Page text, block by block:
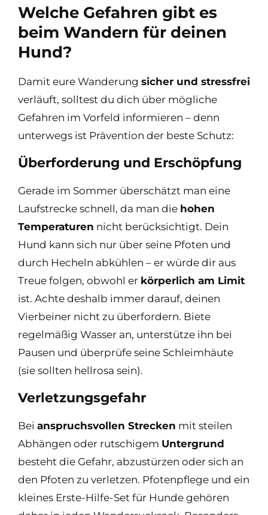
Welche Gefahren gibt es
beim Wandern für deinen
Hund?
Damit eure Wanderung sicher und stressfrei
verläuft, solltest du dich über mögliche
Gefahren im Vorfeld informieren – denn
unterwegs ist Prävention der beste Schutz:
Überforderung und Erschöpfung
Gerade im Sommer überschätzt man eine
Laufstrecke schnell, da man die hohen
Temperaturen nicht berücksichtigt. Dein
Hund kann sich nur über seine Pfoten und
durch Hecheln abkühlen – er würde dir aus
Treue folgen, obwohl er körperlich am Limit
ist. Achte deshalb immer darauf, deinen
Vierbeiner nicht zu überfordern. Biete
regelmäßig Wasser an, unterstütze ihn bei
Pausen und überprüfe seine Schleimhäute
(sie sollten hellrosa sein).
Verletzungsgefahr
Bei anspruchsvollen Strecken mit steilen
Abhängen oder rutschigem Untergrund
besteht die Gefahr, abzustürzen oder sich an
den Pfoten zu verletzen. Pfotenpflege und ein
kleines Erste-Hilfe-Set für Hunde gehören